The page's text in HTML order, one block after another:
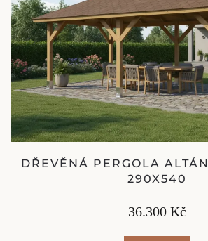
DŘEVĚNÁ PERGOLA
290X540
36.300 Kč